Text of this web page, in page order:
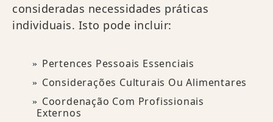
consideradas necessidades práticas
individuais. Isto pode incluir:
Pertences Pessoais Essenciais
Considerações Culturais Ou Alimentares
Coordenação Com Profissionais
Externos